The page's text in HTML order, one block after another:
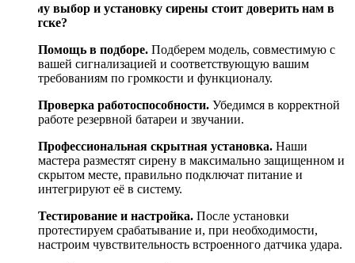
Почему выбор и установку сирены стоит доверить нам в
Иркутске?
Помощь в подборе. Подберем модель, совместимую с
вашей сигнализацией и соответствующую вашим
требованиям по громкости и функционалу.
Проверка работоспособности. Убедимся в корректной
работе резервной батареи и звучании.
Профессиональная скрытная установка. Наши
мастера разместят сирену в максимально защищенном и
скрытом месте, правильно подключат питание и
интегрируют её в систему.
Тестирование и настройка. После установки
протестируем срабатывание и, при необходимости,
настроим чувствительность встроенного датчика удара.